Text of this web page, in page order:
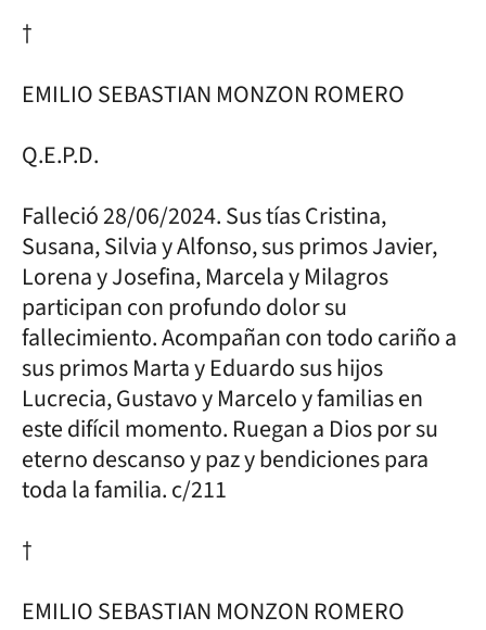
†
EMILIO SEBASTIAN MONZON ROMERO
Q.E.P.D.
Falleció 28/06/2024. Sus tías Cristina,
Susana, Silvia y Alfonso, sus primos Javier,
Lorena y Josefina, Marcela y Milagros
participan con profundo dolor su
fallecimiento. Acompañan con todo cariño a
sus primos Marta y Eduardo sus hijos
Lucrecia, Gustavo y Marcelo y familias en
este difícil momento. Ruegan a Dios por su
eterno descanso y paz y bendiciones para
toda la familia. c/211
†
EMILIO SEBASTIAN MONZON ROMERO